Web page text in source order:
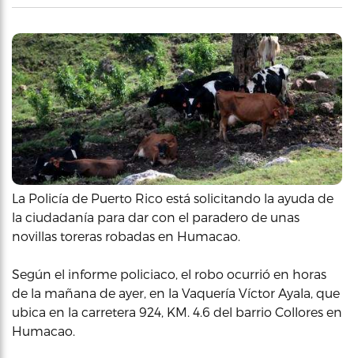
La Policía de Puerto Rico está solicitando la ayuda de
la ciudadanía para dar con el paradero de unas
novillas toreras robadas en Humacao.
Según el informe policiaco, el robo ocurrió en horas
de la mañana de ayer, en la Vaquería Víctor Ayala, que
ubica en la carretera 924, KM. 4.6 del barrio Collores en
Humacao.